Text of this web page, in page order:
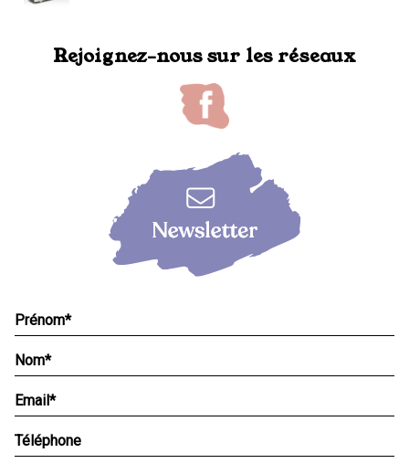
Rejoignez-nous sur les réseaux